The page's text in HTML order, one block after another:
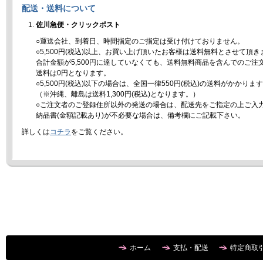
配送・送料について
佐川急便・クリックポスト
○運送会社、到着日、時間指定のご指定は受け付けておりません。
○5,500円(税込)以上、お買い上げ頂いたお客様は送料無料とさせて頂き
合計金額が5,500円に達していなくても、送料無料商品を含んでのご注
送料は0円となります。
○5,500円(税込)以下の場合は、全国一律550円(税込)の送料がかかりま
（※沖縄、離島は送料1,300円(税込)となります。）
○ご注文者のご登録住所以外の発送の場合は、配送先をご指定の上ご入
納品書(金額記載あり)が不必要な場合は、備考欄にご記載下さい。
詳しくは コチラ をご覧ください。
ホーム 支払・配送 特定商取